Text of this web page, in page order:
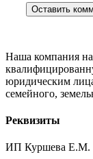
Наша компания
юридическим
семейного,
Реквизиты
ИП Куршева Е.М.